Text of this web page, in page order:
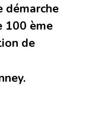
démarche
ème
de